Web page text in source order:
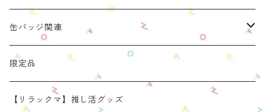
リラックマモデル（全１種）
OZaKKaオリジナルモデル
手と手がつながる つなぐるみん
どうぶつシリーズ(第1弾)
たべものシリーズ(第2弾)
きらきらぬいぐるみポーチ
【限定】星
推し活コースターケース
ぬいのおくるみ ぬいくるみん
身長：約16cm【BIG】
身長：約12㎝
手と手がつながる つなぐるみん
きらきらぬいぐるみポーチ
缶バッジ関連
ねこみみ缶バッジケース
くまみみ缶バッジケース
限定品
【リラックマ】推し活グッズ